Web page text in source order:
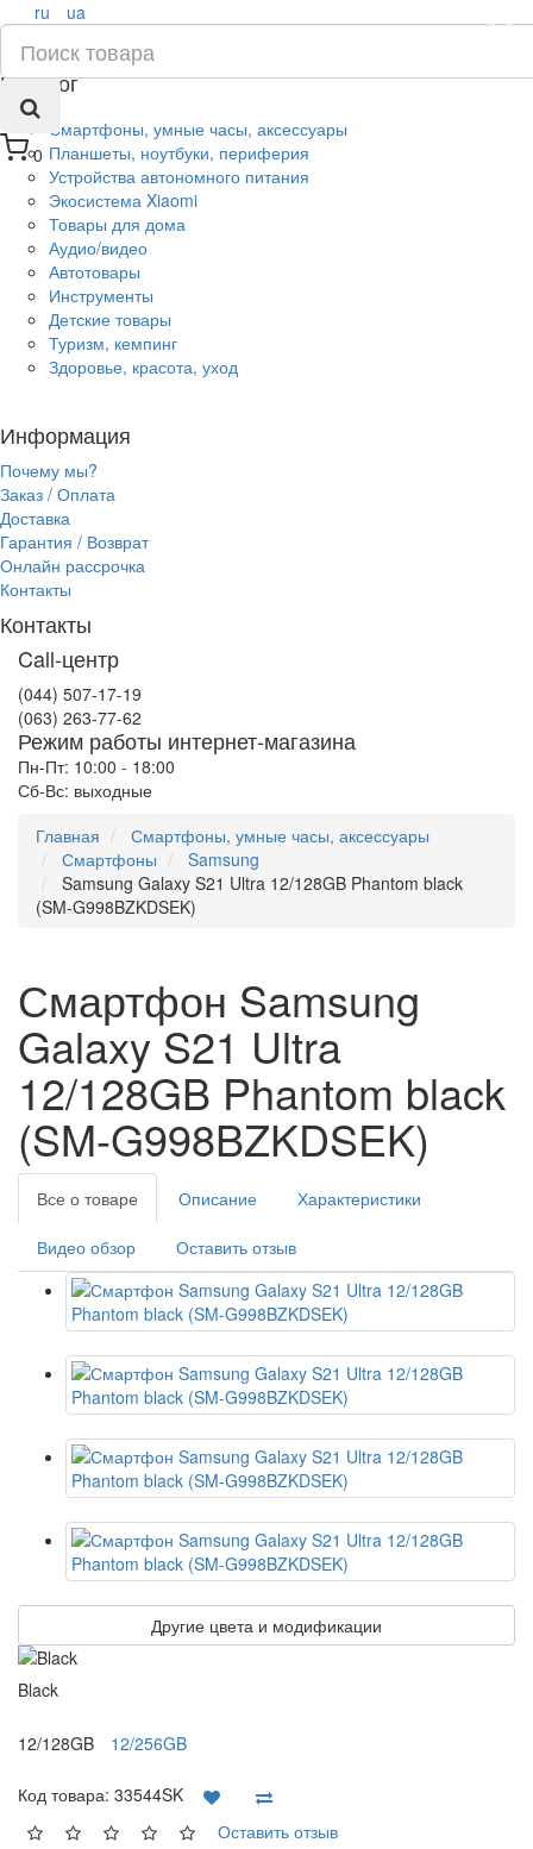
0
×
ru ua
Каталог
Смартфоны, умные часы, аксессуары
Планшеты, ноутбуки, периферия
Устройства автономного питания
Экосистема Xiaomi
Товары для дома
Аудио/видео
Автотовары
Инструменты
Детские товары
Туризм, кемпинг
Здоровье, красота, уход
Информация
Почему мы?
Заказ / Оплата
Доставка
Гарантия / Возврат
Онлайн рассрочка
Контакты
Контакты
Call-центр
(044) 507-17-19
(063) 263-77-62
Режим работы интернет-магазина
Пн-Пт: 10:00 - 18:00
Сб-Вс: выходные
Главная
Смартфоны, умные часы, аксессуары
Смартфоны
Samsung
Samsung Galaxy S21 Ultra 12/128GB Phantom black
(SM-G998BZKDSEK)
Смартфон Samsung
Galaxy S21 Ultra
12/128GB Phantom black
(SM-G998BZKDSEK)
Все о товаре Описание Характеристики
Видео обзор Оставить отзыв
Другие цвета и модификации
Black
12/128GB 12/256GB
Код товара: 33544SK
Оставить отзыв